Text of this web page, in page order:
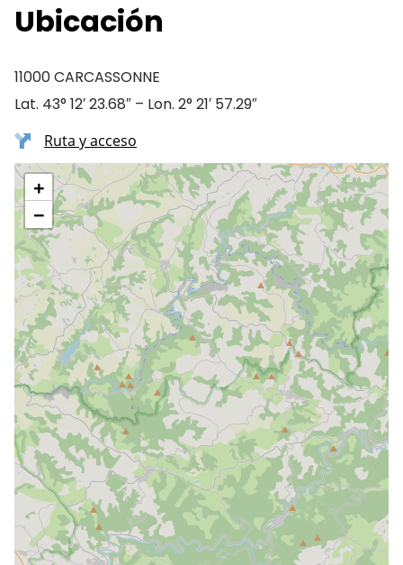
Ubicación
11000 CARCASSONNE
Lat. 43° 12′ 23.68″ – Lon. 2° 21′ 57.29″
Ruta y acceso
+
−